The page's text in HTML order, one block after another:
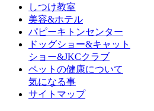
しつけ教室
美容&ホテル
パピーキトンセンター
ドッグショー&キャット
ショー&JKCクラブ
ペットの健康について
気になる事
サイトマップ